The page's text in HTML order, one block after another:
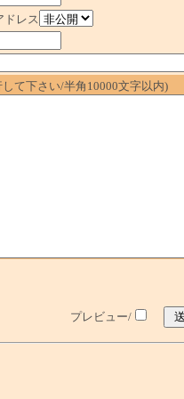
ドレス
て下さい/半角10000文字以内)
プレビュー/